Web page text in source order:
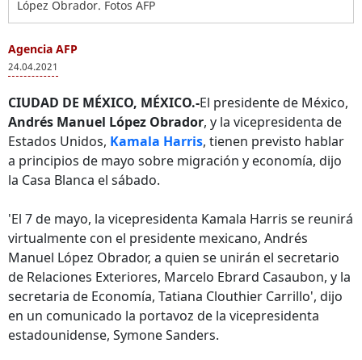
López Obrador. Fotos AFP
Agencia AFP
24.04.2021
CIUDAD DE MÉXICO, MÉXICO.-El presidente de México,
Andrés Manuel López Obrador, y la vicepresidenta de
Estados Unidos, Kamala Harris, tienen previsto hablar
a principios de mayo sobre migración y economía, dijo
la Casa Blanca el sábado.
'El 7 de mayo, la vicepresidenta Kamala Harris se reunirá
virtualmente con el presidente mexicano, Andrés
Manuel López Obrador, a quien se unirán el secretario
de Relaciones Exteriores, Marcelo Ebrard Casaubon, y la
secretaria de Economía, Tatiana Clouthier Carrillo', dijo
en un comunicado la portavoz de la vicepresidenta
estadounidense, Symone Sanders.